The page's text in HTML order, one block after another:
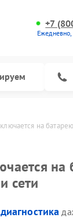
+7
на
на
сети